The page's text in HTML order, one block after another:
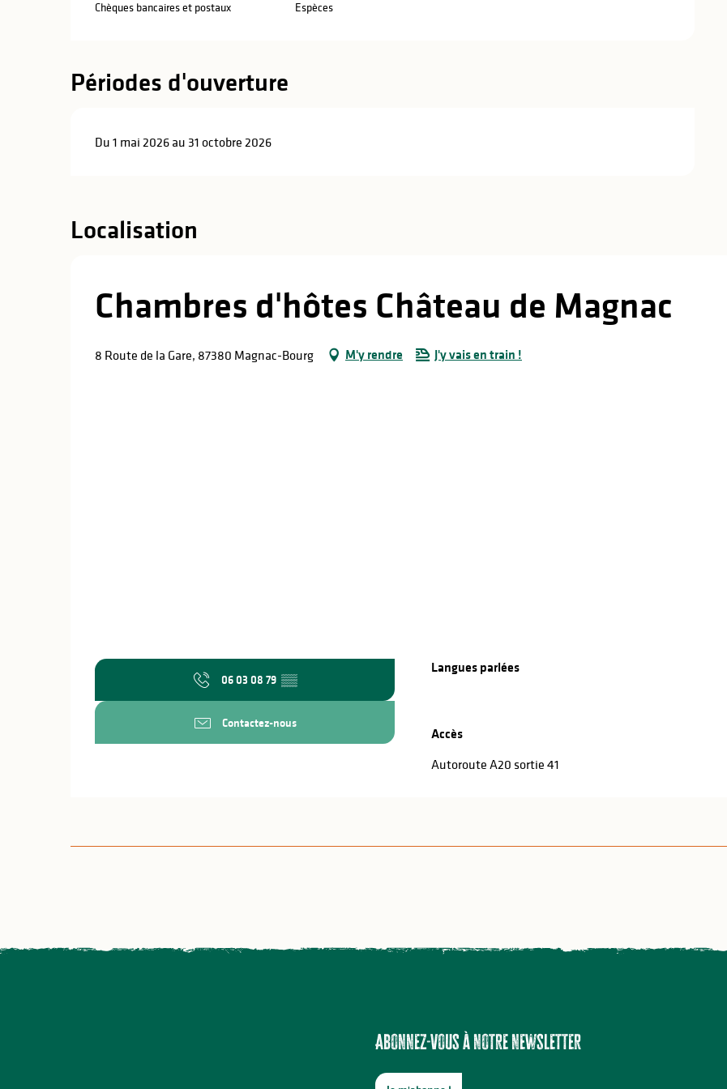
Chèques bancaires et postaux Espèces
Périodes d'ouverture
Du 1 mai 2026 au 31 octobre 2026
Localisation
Chambres d'hôtes Château de Magnac
8 Route de la Gare, 87380 Magnac-Bourg M'y rendre J'y vais en train !
06 03 08 79 ▒▒
Contactez-nous
Langues parlées
Langues parlées
Accès
Accès
Autoroute A20 sortie 41
Abonnez-vous à notre newsletter